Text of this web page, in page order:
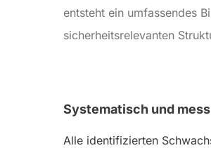
entsteht ein umfassendes
sicherheitsrelevanten
Systematisch und
Alle identifizierten